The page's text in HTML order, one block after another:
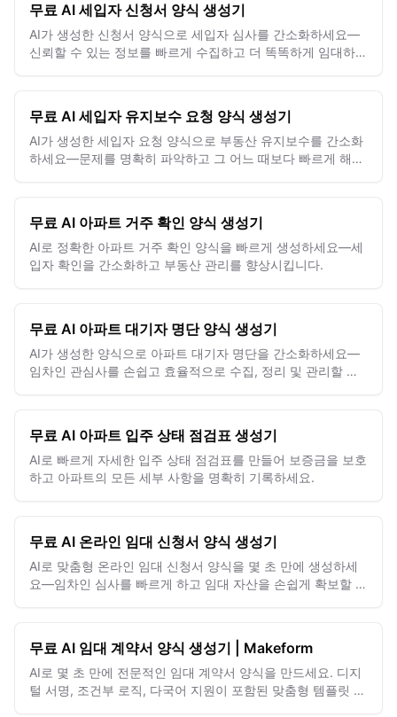
무료 AI 세입자 신청서 양식 생성기
AI가 생성한 신청서 양식으로 세입자 심사를 간소화하세요—
신뢰할 수 있는 정보를 빠르게 수집하고 더 똑똑하게 임대하세
무료 AI 세입자 유지보수 요청 양식 생성기
AI가 생성한 세입자 요청 양식으로 부동산 유지보수를 간소화
하세요—문제를 명확히 파악하고 그 어느 때보다 빠르게 해결
무료 AI 아파트 거주 확인 양식 생성기
AI로 정확한 아파트 거주 확인 양식을 빠르게 생성하세요—세
입자 확인을 간소화하고 부동산 관리를 향상시킵니다.
무료 AI 아파트 대기자 명단 양식 생성기
AI가 생성한 양식으로 아파트 대기자 명단을 간소화하세요—
임차인 관심사를 손쉽고 효율적으로 수집, 정리 및 관리할 수
무료 AI 아파트 입주 상태 점검표 생성기
AI로 빠르게 자세한 입주 상태 점검표를 만들어 보증금을 보호
하고 아파트의 모든 세부 사항을 명확히 기록하세요.
무료 AI 온라인 임대 신청서 양식 생성기
AI로 맞춤형 온라인 임대 신청서 양식을 몇 초 만에 생성하세
요—임차인 심사를 빠르게 하고 임대 자산을 손쉽게 확보할 수
무료 AI 임대 계약서 양식 생성기 | Makeform
AI로 몇 초 만에 전문적인 임대 계약서 양식을 만드세요. 디지
털 서명, 조건부 로직, 다국어 지원이 포함된 맞춤형 템플릿 —